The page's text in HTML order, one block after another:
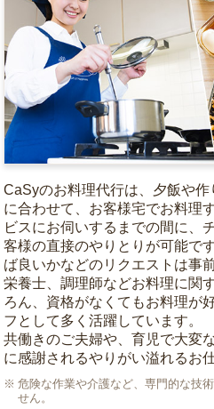
CaSyのお料理代行は、夕飯や
に合わせて、お客様宅でお料理
ビスにお伺いするまでの間に、
客様の直接のやりとりが可能で
ば良いかなどのリクエストは事
栄養士、調理師などお料理に関
ろん、資格がなくてもお料理が
フとして多く活躍しています。
共働きのご夫婦や、育児で大変
に感謝されるやりがい溢れるお
危険な作業や介護など、専門的な技
せん。